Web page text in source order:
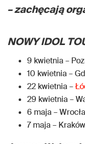
– zachęcają
NOWY IDOL
9 kwietnia –
10 kwietnia –
22 kwietnia –
29 kwietnia –
6 maja –
7 maja –